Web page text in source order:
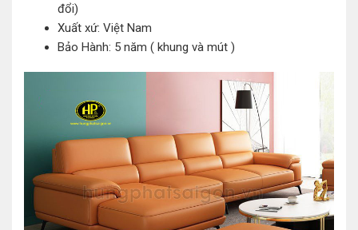
đổi)
Xuất xứ: Việt Nam
Bảo Hành: 5 năm ( khung và mút )